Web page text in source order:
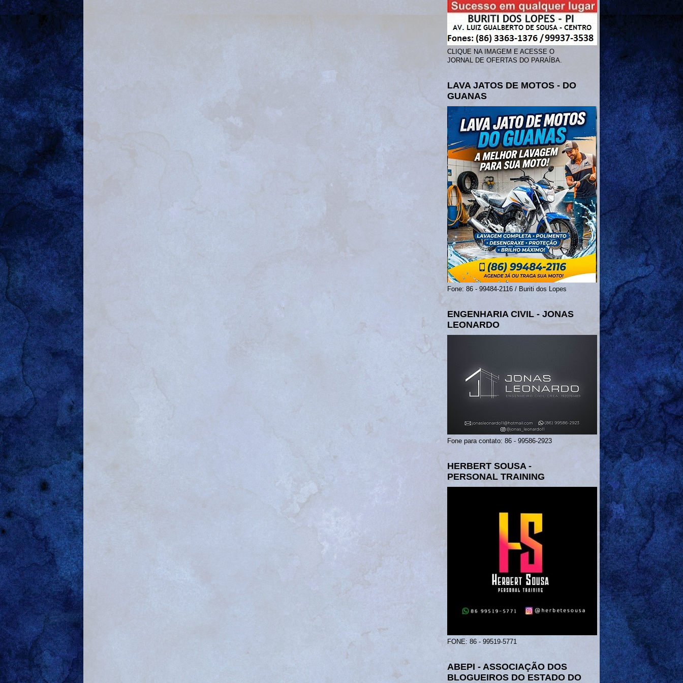
CLIQUE NA IMAGEM E ACESSE O
JORNAL DE OFERTAS DO PARAÍBA.
LAVA JATOS DE MOTOS - DO
GUANAS
Fone: 86 - 99484-2116 / Buriti dos Lopes
ENGENHARIA CIVIL - JONAS
LEONARDO
Fone para contato: 86 - 99586-2923
HERBERT SOUSA -
PERSONAL TRAINING
FONE: 86 - 99519-5771
ABEPI - ASSOCIAÇÃO DOS
BLOGUEIROS DO ESTADO DO